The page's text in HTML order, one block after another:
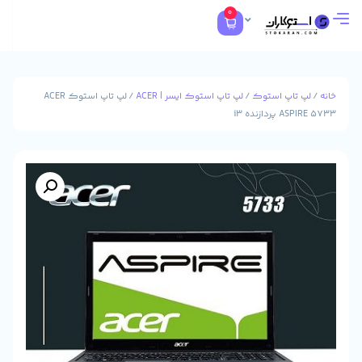
تاپ استوک/لپ تاپ استوک ایسر | ACER
/ لپ تاپ استوک ACER